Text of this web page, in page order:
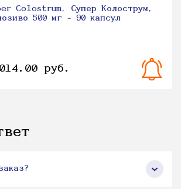
Colostrum, Супер Колострум,
500 мг - 90 капсул
руб.